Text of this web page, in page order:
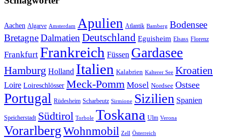
Aachen Algarve Amsterdam Apulien Atlantik Bamberg Bodensee
BretagneDalmatien Deutschland Eguisheim Elsass Florenz
Frankfurt Frankreich Füssen Gardasee
Hamburg Holland Italien Kalabrien Kalterer See Kroatien
Loire Loireschlösser Meck-Pomm Mosel Nordsee Ostsee
Portugal Rüdesheim Scharbeutz Sirmione Sizilien Spanien
Speicherstadt Südtirol Torbole Toskana Ulm Verona
VorarlbergWohnmobil Zell Österreich